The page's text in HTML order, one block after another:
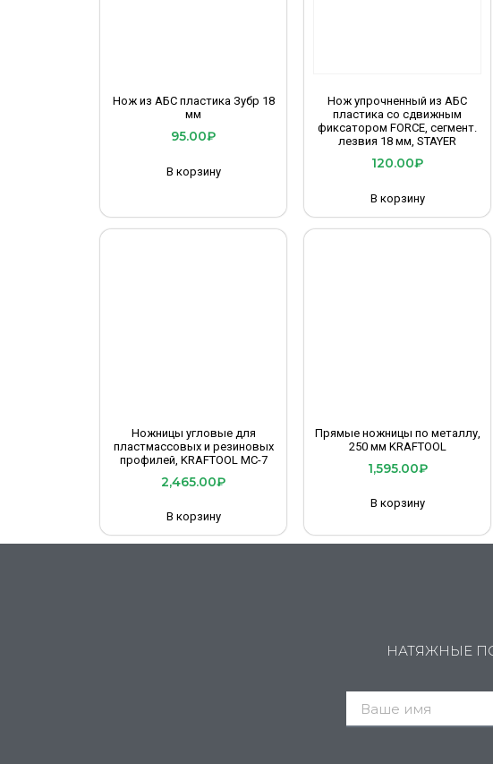
Нож из АБС пластика Зубр 18
мм
95.00₽
В корзину
Нож упрочненный из АБС
пластика со сдвижным
фиксатором FORCE, сегмент.
лезвия 18 мм, STAYER
120.00₽
В корзину
Ножницы угловые для
пластмассовых и резиновых
профилей, KRAFTOOL MC-7
2,465.00₽
В корзину
Прямые ножницы по металлу,
250 мм KRAFTOOL
1,595.00₽
В корзину
НАТЯЖНЫЕ